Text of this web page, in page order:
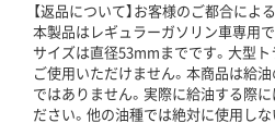
【返品について】お客様のご都合によ
本製品はレギュラーガソリン車専用
サイズは直径53mmまでです。大型
ご使用いただけません。本商品は給
ではありません。実際に給油する際
ださい。他の油種では絶対に使用し